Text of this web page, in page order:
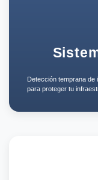
Detección temprana de
para proteger tu